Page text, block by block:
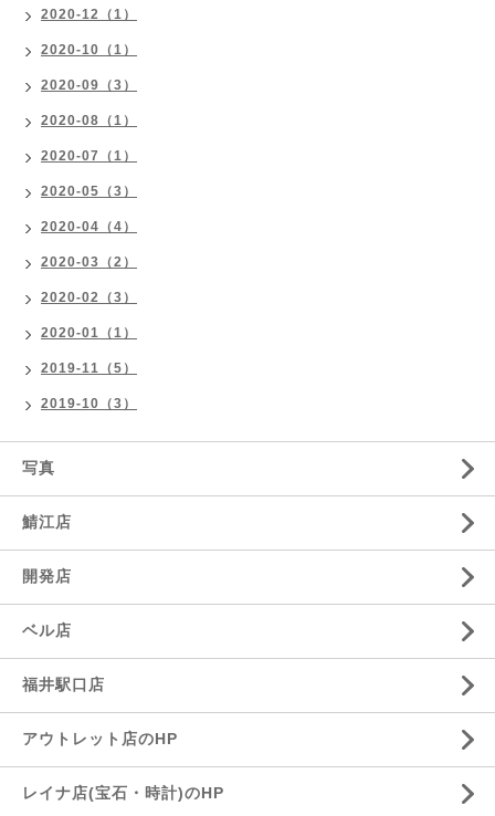
2020-12（1）
2020-10（1）
2020-09（3）
2020-08（1）
2020-07（1）
2020-05（3）
2020-04（4）
2020-03（2）
2020-02（3）
2020-01（1）
2019-11（5）
2019-10（3）
写真
鯖江店
開発店
ベル店
福井駅口店
アウトレット店のHP
レイナ店(宝石・時計)のHP